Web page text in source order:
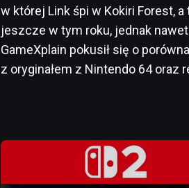
w której Link śpi w Kokiri Forest,
jeszcze w tym roku, jednak
GameXplain pokusił się o
z oryginałem z Nintendo 64 oraz